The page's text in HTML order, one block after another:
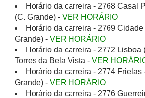
Horário da carreira - 2768 Casal
(C. Grande) - VER HORÁRIO
Horário da carreira - 2769
Grande) - VER HORÁRIO
Horário da carreira - 2772 Lisboa
Torres da Bela Vista - VER
Horário da carreira - 2774 Frielas
Grande) - VER HORÁRIO
Horário da carreira - 2776